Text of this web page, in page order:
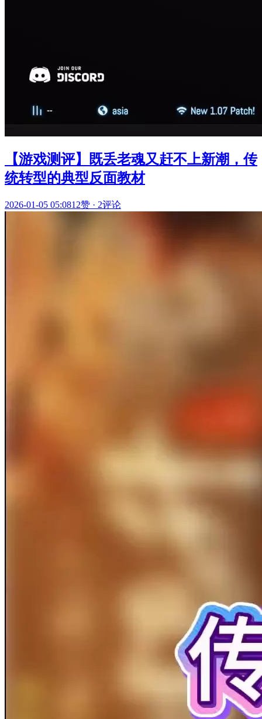
【游戏测评】既丢老魂又赶不上新潮，传
统转型的典型反面教材
2026-01-05 05:0812赞 · 2评论